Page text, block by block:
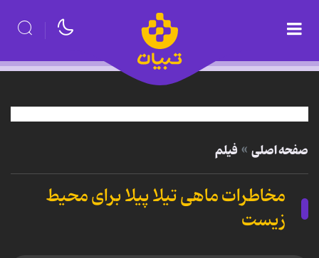
صفحه اصلی فیلم
مخاطرات ماهی تیلا پیلا برای محیط
زیست